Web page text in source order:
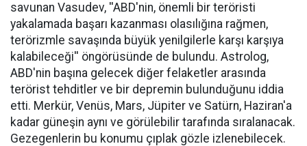
savunan Vasudev, ''ABD'nin, önemli bir teröristi
yakalamada başarı kazanması olasılığına rağmen,
terörizmle savaşında büyük yenilgilerle karşı karşıya
kalabileceği'' öngörüsünde de bulundu. Astrolog,
ABD'nin başına gelecek diğer felaketler arasında
terörist tehditler ve bir depremin bulunduğunu iddia
etti. Merkür, Venüs, Mars, Jüpiter ve Satürn, Haziran'a
kadar güneşin aynı ve görülebilir tarafında sıralanacak.
Gezegenlerin bu konumu çıplak gözle izlenebilecek.